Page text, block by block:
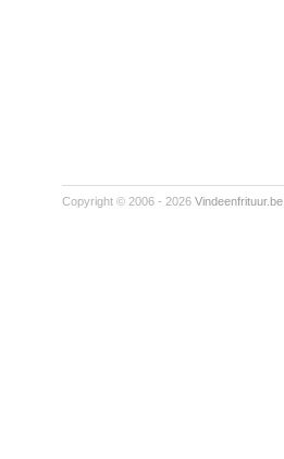
Copyright © 2006 - 2026 Vindeenfrituur.be